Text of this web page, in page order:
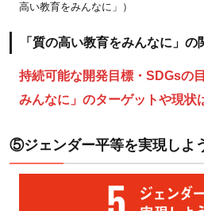
高い教育をみんなに」）
「質の高い教育をみんなに」の
持続可能な開発目標・SDGsの
みんなに」のターゲットや現状
⑤ジェンダー平等を実現しよ